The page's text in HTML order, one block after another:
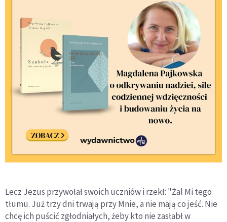
Lecz Jezus przywołał swoich uczniów i rzekł: "Żal Mi tego
tłumu. Już trzy dni trwają przy Mnie, a nie mają co jeść. Nie
chcę ich puścić zgłodniałych, żeby kto nie zasłabł w